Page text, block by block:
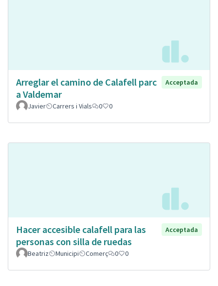
Arreglar el camino de Calafell parc
a Valdemar
Acceptada
Javier Carrers i Vials 0 0
Hacer accesible calafell para las
personas con silla de ruedas
Acceptada
Beatriz Municipi Comerç 0 0